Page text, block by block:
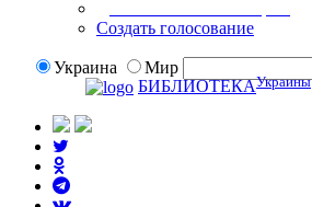
Создать голосование
Украина
Мир
БИБЛИОТЕКАУкраины